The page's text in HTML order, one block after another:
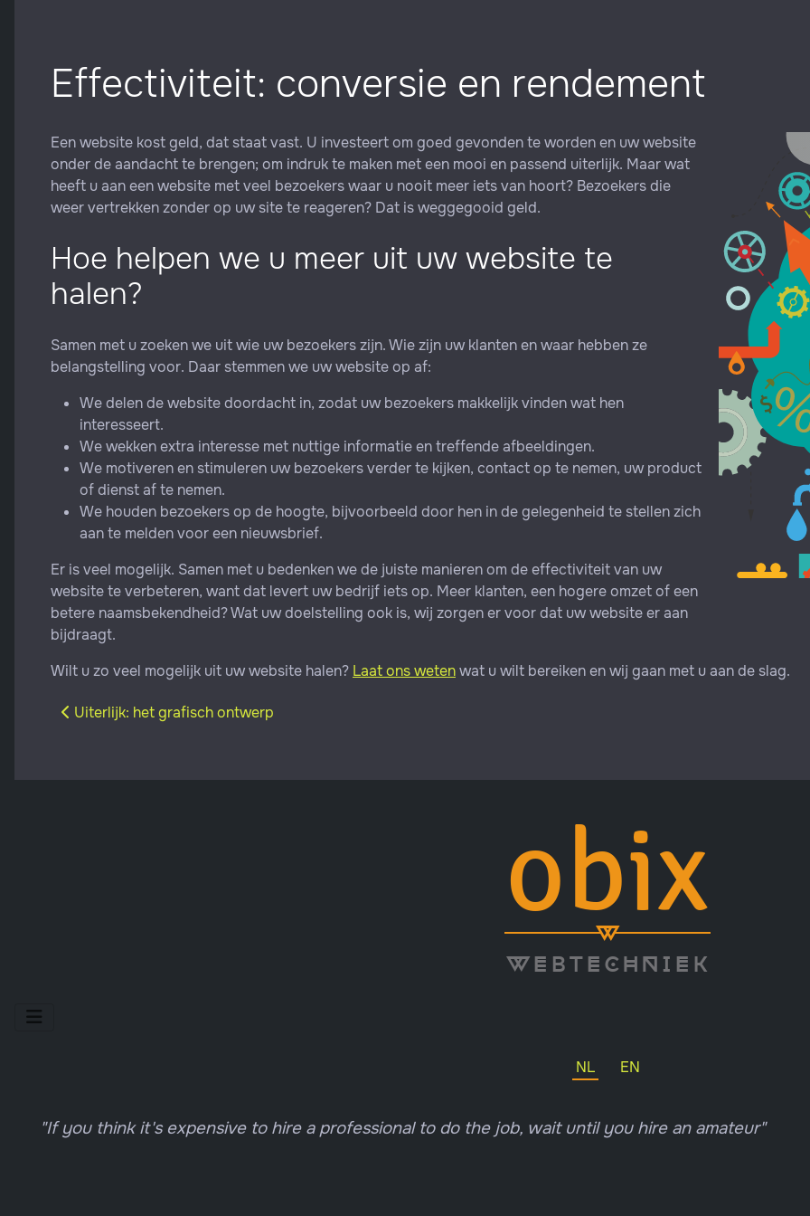
obix
w
webtech niek
NL EN
"If you think it's expensive to hire a professional to do the job, wait until you hire an amateur"
Effectiviteit: conversie en rendement
Een website kost geld, dat staat vast. U investeert om goed gevonden te worden en uw website
onder de aandacht te brengen; om indruk te maken met een mooi en passend uiterlijk. Maar wat
heeft u aan een website met veel bezoekers waar u nooit meer iets van hoort? Bezoekers die
weer vertrekken zonder op uw site te reageren? Dat is weggegooid geld.
Hoe helpen we u meer uit uw website te
halen?
Samen met u zoeken we uit wie uw bezoekers zijn. Wie zijn uw klanten en waar hebben ze
belangstelling voor. Daar stemmen we uw website op af:
We delen de website doordacht in, zodat uw bezoekers makkelijk vinden wat hen
interesseert.
We wekken extra interesse met nuttige informatie en treffende afbeeldingen.
We motiveren en stimuleren uw bezoekers verder te kijken, contact op te nemen, uw product
of dienst af te nemen.
We houden bezoekers op de hoogte, bijvoorbeeld door hen in de gelegenheid te stellen zich
aan te melden voor een nieuwsbrief.
Er is veel mogelijk. Samen met u bedenken we de juiste manieren om de effectiviteit van uw
website te verbeteren, want dat levert uw bedrijf iets op. Meer klanten, een hogere omzet of een
betere naamsbekendheid? Wat uw doelstelling ook is, wij zorgen er voor dat uw website er aan
bijdraagt.
Wilt u zo veel mogelijk uit uw website halen? Laat ons wetenwat u wilt bereiken en wij gaan met u aan de slag.
Vorig artikel: Uiterlijk: het grafisch ontwerp
Uiterlijk: het grafisch ontwerp